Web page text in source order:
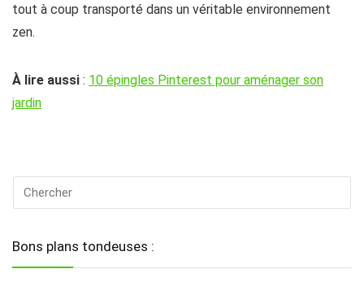
tout à coup transporté dans un véritable environnement
zen.
À lire aussi : 10 épingles Pinterest pour aménager son
jardin
Bons plans tondeuses :